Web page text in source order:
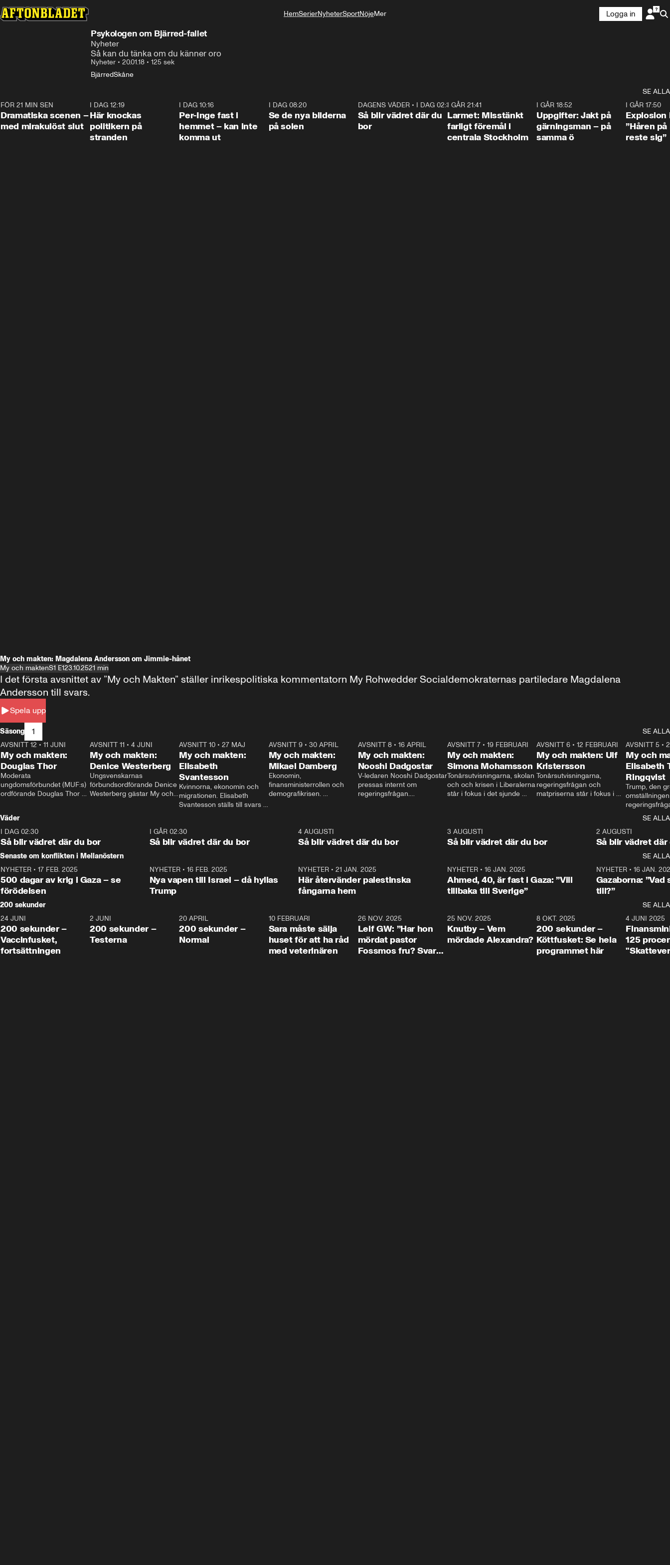
HemSerierNyheterSportNöjeMer
Logga in
Psykologen om Bjärred-fallet
Nyheter
Så kan du tänka om du känner oro
Nyheter • 20.01.18 • 125 sek
BjärredSkåne
SE ALLA
FÖR 21 MIN SEN
Dramatiska scenen –
med mirakulöst slut
I DAG 12:19
Här knockas
politikern på
stranden
I DAG 10:16
Per-Inge fast i
hemmet – kan inte
komma ut
I DAG 08:20
Se de nya bilderna
på solen
1:06
DAGENS VÄDER• I DAG 02:30
Så blir vädret där du
bor
I GÅR 21:41
Larmet: Misstänkt
farligt föremål i
centrala Stockholm
I GÅR 18:52
Uppgifter: Jakt på
gärningsman – på
samma ö
I GÅR 17:50
Explosion
”Håren
reste sig”
My och makten: Magdalena Andersson om Jimmie-hånet
My och maktenS1 E123.10.2521 min
Spela upp
I det första avsnittet av ”My och Makten” ställer inrikespolitiska kommentatorn My Rohwedder Socialdemokraternas partiledare Magdalena
Andersson till svars.
Säsong 1
SE ALLA
26:27
AVSNITT 12 • 11 JUNI
My och makten:
Douglas Thor
Moderata
ungdomsförbundet (MUF:s)
ordförande Douglas Thor
tonårsutvisningarna och hur
Moderaterna ska locka
väljare till valet i höst.
23:40
AVSNITT 11 •4 JUNI
My och makten:
Denice Westerberg
Ungsvenskarnas
förbundsordförande Denice
Westerberg gästar My och
AVSNITT 10 •27 MAJ
My och makten:
Elisabeth
Svantesson
Kvinnorna, ekonomin och
migrationen. Elisabeth
Svantesson ställs till svars
AVSNITT 9• 30 APRIL
My och makten:
Mikael Damberg
Ekonomin,
finansministerrollen och
demografikrisen.
och Makten.
AVSNITT 8• 16 APRIL
My och makten:
Nooshi Dadgostar
V-ledaren Nooshi Dadgostar
pressas internt om
regeringsfrågan.
– Vi ställer upp i val. Ska vi
vara med så sitter vi förstås
24:30
AVSNITT 7• 19 FEBRUARI
My och makten:
Simona Mohamsson
Tonårsutvisningarna, skolan
och och krisen i Liberalerna
står i fokus i det sjunde
kommentator My
Rohwedder ställer
utbildnings- och
Mohamsson till svars.
27:30
AVSNITT 6 •12 FEBRUARI
My och makten: Ulf
Kristersson
Tonårsutvisningarna,
regeringsfrågan och
matpriserna står i fokus i
Rohwedder ställer
statsminister Ulf Kristersson
AVSNITT 5 •
My och
Elisabeth
Ringqvist
Trump, den
centrum i
avsnittet av
Makten”. Se
Aftonbladets
Rohwedder
Thand Ring
Väder
SE ALLA
I DAG 02:30
Så blir vädret där du bor
1:06
I GÅR 02:30
Så blir vädret där du bor
4 AUGUSTI
Så blir vädret där du bor
3 AUGUSTI
Så blir vädret där du bor
2 AUGUSTI
Så blir vädret där
Senaste om konflikten i Mellanöstern
SE ALLA
NYHETER • 17 FEB. 2025
500 dagar av krig i Gaza – se
förödelsen
NYHETER• 16 FEB. 2025
Nya vapen till Israel – då hyllas
Trump
NYHETER •21 JAN. 2025
Här återvänder palestinska
fångarna hem
NYHETER• 16 JAN. 2025
Ahmed, 40, är fast i Gaza: ”Vill
tillbaka till Sverige”
NYHETER• 16 JAN.
Gazaborna:
till?”
200 sekunder
SE ALLA
5:00
24 JUNI
200 sekunder –
Vaccinfusket,
fortsättningen
4:23
2 JUNI
200 sekunder –
Testerna
20 APRIL
200 sekunder –
Normal
10 FEBRUARI
Sara måste sälja
huset för att ha råd
med veterinären
26 NOV. 2025
Leif GW: ”Har hon
mördat pastor
Fossmos fru? Svar
31:05
25 NOV. 2025
Knutby – Vem
mördade Alexandra?
4:29
8 OKT. 2025
200 sekunder –
Köttfusket: Se hela
programmet här
4 JUNI 2025
125